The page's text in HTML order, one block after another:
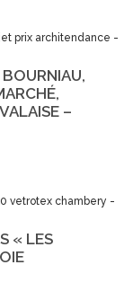
–
« LES